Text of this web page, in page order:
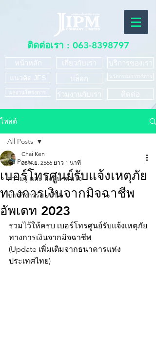
ติดต่อเรา : 063-8398797
หน้าหลัก
แนวคิด JFS
ผลงานโครงการ
เกี่ยวกับเรา
บล็อก
ร่วมงานกับเรา
บริการของเรา
นวัตกรรมการบริการ
ติดต่อ
โพสต์
All Posts
ความรู้ และ สิ่งที่น่าสนใจ
ข่าวกิจกรรม JIPM
All Posts
เบอร์โทรศูนย์รับแจ้งเหตุภัย
ทางการเงินจากมิจฉาชีพ
อัพเดท 2023
Chai Ken
25 พ.ย. 2566 ยาว 1 นาที
รวมไว้ให้ครบ เบอร์โทรศูนย์รับแจ้งเหตุภัย
ทางการเงินจากมิจฉาชีพ
(Update เพิ่มเติมจากธนาคารแห่ง
ประเทศไทย)